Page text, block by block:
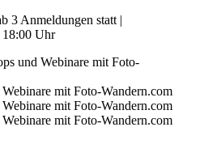
3 Anmeldungen statt |
18:00 Uhr